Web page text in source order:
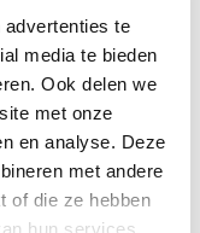
te
media te bieden
Ook delen we
met onze
en analyse. Deze
met andere
of die ze hebben
hun services.